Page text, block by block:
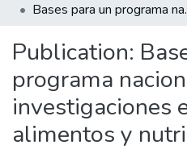
Statistics
Bases para un
Publication:
programa
investigaciones
alimentos y